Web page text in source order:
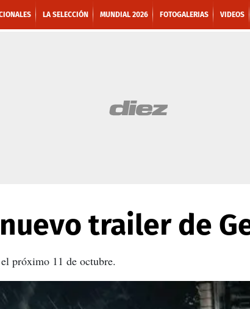
LA SELECCIÓN MUNDIAL 2026 FOTOGALERIAS VIDEOS
trailer de
próximo 11 de octubre.